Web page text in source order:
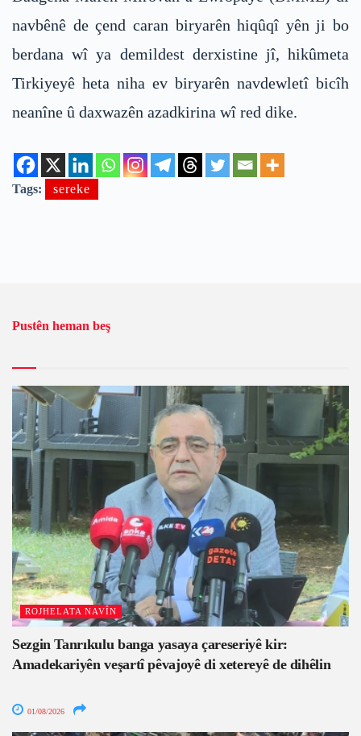
navbênê de çend caran biryarên hiqûqî yên ji bo
berdana wî ya demildest derxistine jî, hikûmeta
Tirkiyeyê heta niha ev biryarên navdewletî bicîh
neanîne û daxwazên azadkirina wî red dike.
Tags: sereke
Pustên heman beş
ROJHELATA NAVÎN
Sezgin Tanrıkulu banga yasaya çareseriyê kir:
Amadekariyên veşartî pêvajoyê di xetereyê de dihêlin
01/08/2026